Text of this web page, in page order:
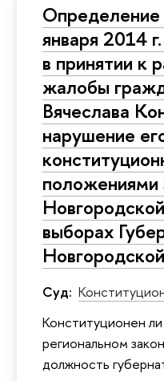
января 2014
в принятии к
жалобы
Вячеслава
нарушение
положениями
выборах
Суд:
Конституционен
региональном
должность